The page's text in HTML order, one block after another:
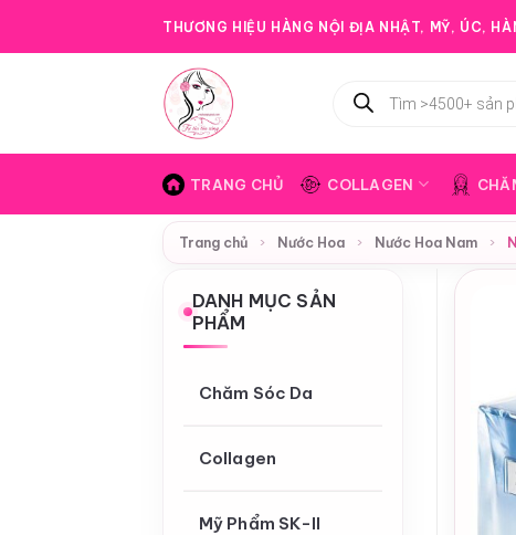
THƯƠNG HIỆU HÀNG NỘI ĐỊA NHẬT, MỸ, ÚC,
kiếm
TRANG CHỦ COLLAGEN
Trang chủ › Nước Hoa › Nước Hoa Nam ›
DANH MỤC SẢN
PHẨM
Chăm Sóc Da
Collagen
Mỹ Phẩm SK-II